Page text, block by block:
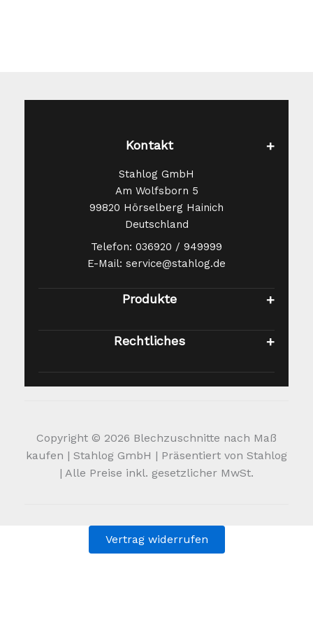
Kontakt
Stahlog GmbH
Am Wolfsborn 5
99820 Hörselberg Hainich
Deutschland
Telefon: 036920 / 949999
E-Mail: service@stahlog.de
Produkte
Rechtliches
Copyright © 2026 Blechzuschnitte nach Maß
kaufen | Stahlog GmbH | Präsentiert von Stahlog
| Alle Preise inkl. gesetzlicher MwSt.
Vertrag widerrufen